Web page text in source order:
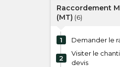
Raccordement
(MT) (6)
1 Demander le
2
Visiter le
devis